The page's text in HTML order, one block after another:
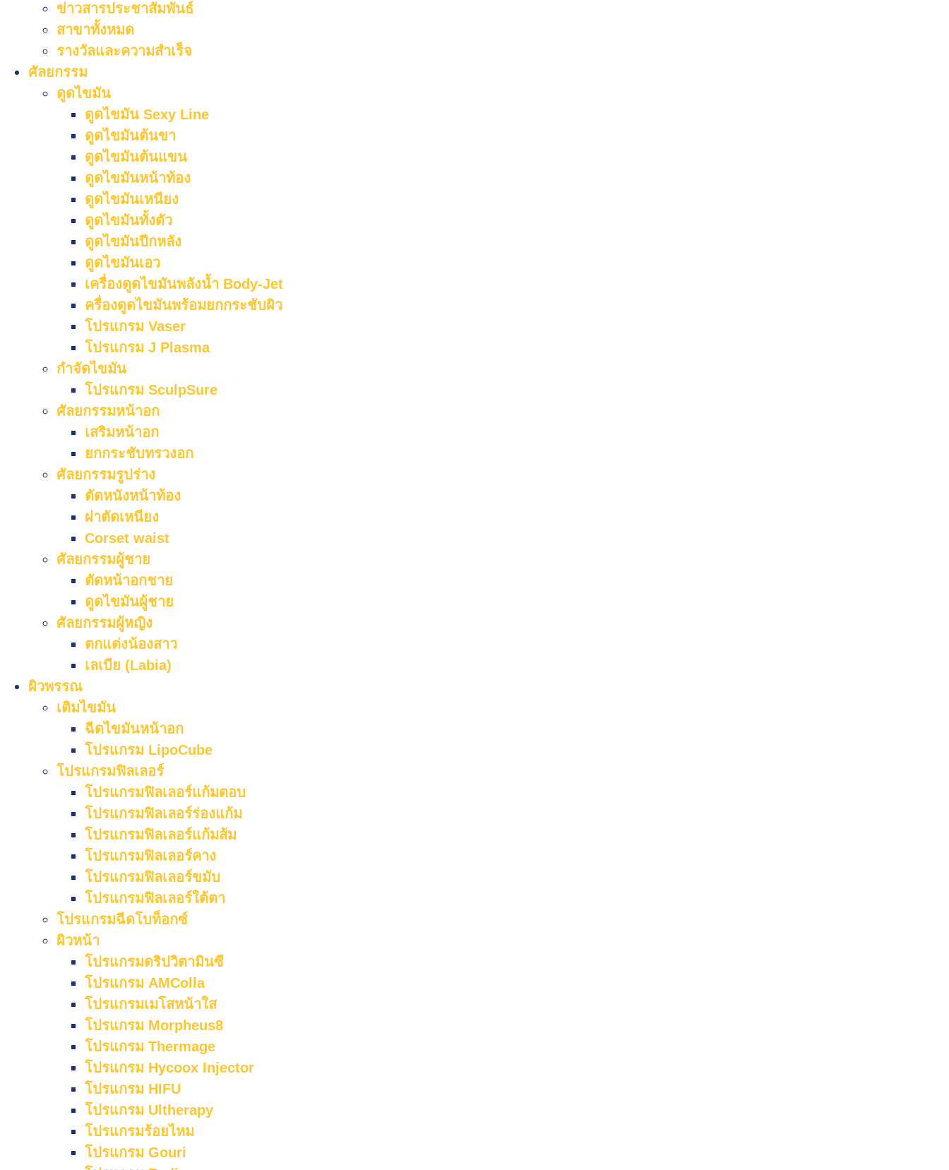
ข่าวสารประชาสัมพันธ์
สาขาทั้งหมด
รางวัลและความสำเร็จ
ศัลยกรรม
ดูดไขมัน
ดูดไขมัน Sexy Line
ดูดไขมันต้นขา
ดูดไขมันต้นแขน
ดูดไขมันหน้าท้อง
ดูดไขมันเหนียง
ดูดไขมันทั้งตัว
ดูดไขมันปีกหลัง
ดูดไขมันเอว
เครื่องดูดไขมันพลังน้ำ Body-Jet
ครื่องดูดไขมันพร้อมยกกระชับผิว
โปรแกรม Vaser
โปรแกรม J Plasma
กำจัดไขมัน
โปรแกรม SculpSure
ศัลยกรรมหน้าอก
เสริมหน้าอก
ยกกระชับทรวงอก
ศัลยกรรมรูปร่าง
ตัดหนังหน้าท้อง
ผ่าตัดเหนียง
Corset waist
ศัลยกรรมผู้ชาย
ตัดหน้าอกชาย
ดูดไขมันผู้ชาย
ศัลยกรรมผู้หญิง
ตกแต่งน้องสาว
เลเบีย (Labia)
ผิวพรรณ
เติมไขมัน
ฉีดไขมันหน้าอก
โปรแกรม LipoCube
โปรแกรมฟิลเลอร์
โปรแกรมฟิลเลอร์แก้มตอบ
โปรแกรมฟิลเลอร์ร่องแก้ม
โปรแกรมฟิลเลอร์แก้มส้ม
โปรแกรมฟิลเลอร์คาง
โปรแกรมฟิลเลอร์ขมับ
โปรแกรมฟิลเลอร์ใต้ตา
โปรแกรมฉีดโบท็อกซ์
ผิวหน้า
โปรแกรมดริปวิตามินซี
โปรแกรม AMColla
โปรแกรมเมโสหน้าใส
โปรแกรม Morpheus8
โปรแกรม Thermage
โปรแกรม Hycoox Injector
โปรแกรม HIFU
โปรแกรม Ultherapy
โปรแกรมร้อยไหม
โปรแกรม Gouri